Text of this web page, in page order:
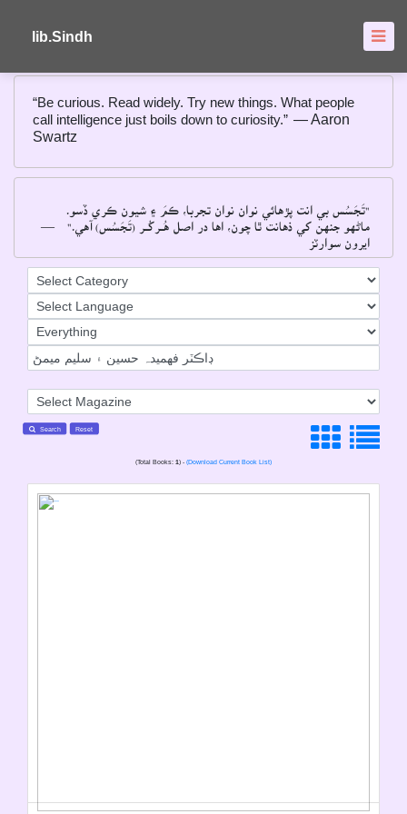
lib.Sindh
“Be curious. Read widely. Try new things. What people
call intelligence just boils down to curiosity.” ― Aaron
Swartz
"تَجَسُس بي انت پڙهائي نوان نوان تجربا، ڪمَ ۽ شيون ڪري ڏسو۔
ماڻهو جنهن کي ذهانت ٿا چون، اها در اصل هُــرکُــر (تَجَسُس) آهي۔"
ايرون سوارٽز
Search Reset
(Total Books: 1) - (Download Current Book List)